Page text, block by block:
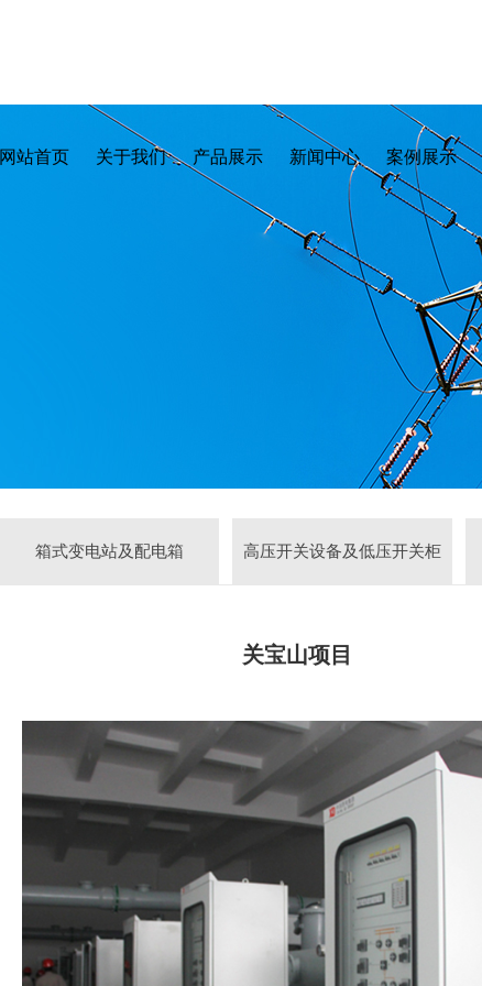
网站首页 关于我们 产品展示 新闻中心 案例展示
箱式变电站及配电箱 高压开关设备及低压开关柜
关宝山项目